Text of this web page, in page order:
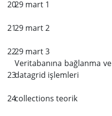
2029 mart 1
2129 mart 2
2229 mart 3
23
Veritabanına bağlanma ve
datagrid işlemleri
24collections teorik